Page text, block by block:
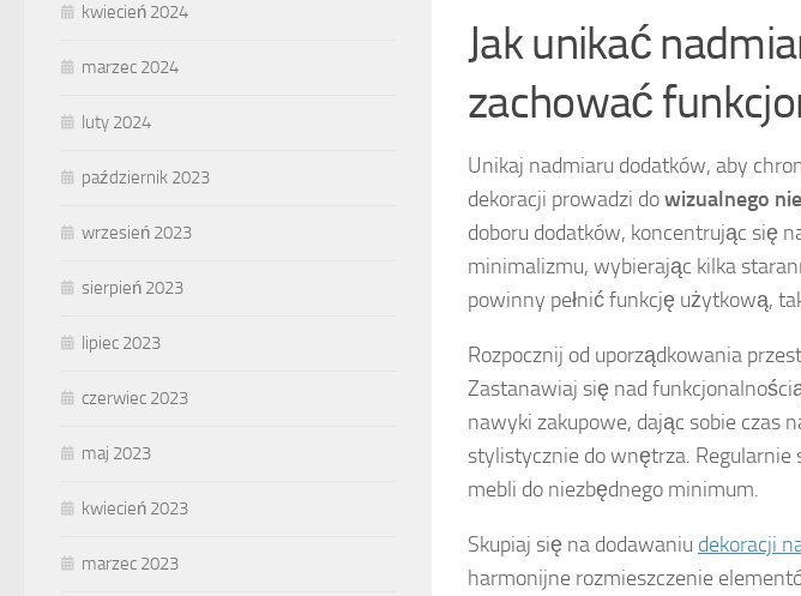
Jak unikać
zachować
Unikaj nadmiaru dodatków, aby
dekoracji prowadzi dowizualnego
doboru dodatków, koncentrując się
minimalizmu, wybierając kilka
powinny pełnić funkcję użytkową,
Rozpocznij od uporządkowania
Zastanawiaj się nad
nawyki zakupowe, dając sobie czas
stylistycznie do wnętrza. Regularnie
mebli do niezbędnego minimum.
Skupiaj się na dodawaniu dekoracji
harmonijne rozmieszczenie
kwiecień 2024
marzec 2024
luty 2024
październik 2023
wrzesień 2023
sierpień 2023
lipiec 2023
czerwiec 2023
maj 2023
kwiecień 2023
marzec 2023